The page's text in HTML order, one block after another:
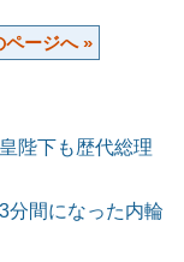
ページへ »
陛下も歴代総理
分間になった内輪